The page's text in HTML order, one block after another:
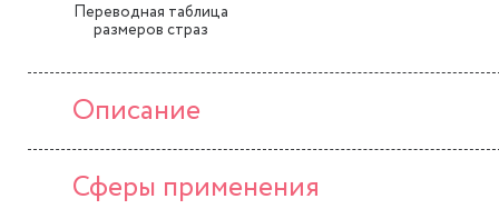
Переводная таблица
размеров страз
Описание
Сферы применения